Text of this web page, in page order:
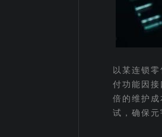
以某连锁
付功能因
倍的维护
试，确保元